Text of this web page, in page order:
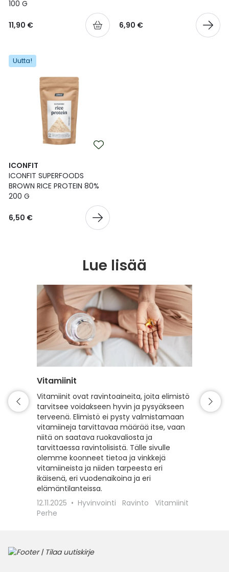
100 G
11,90 € 6,90 €
Uutta!
ICONFIT
ICONFIT SUPERFOODS
BROWN RICE PROTEIN 80%
200 G
6,50 €
Lue lisää
Vitamiinit
Vitamiinit ovat ravintoaineita, joita elimistö
tarvitsee voidakseen hyvin ja pysyäkseen
terveenä. Elimistö ei pysty valmistamaan
vitamiineja tarvittavaa määrää itse, vaan
niitä on saatava ruokavaliosta ja
tarvittaessa ravintolisistä. Tälle sivulle
olemme koonneet tietoa ja vinkkejä
vitamiineista ja niiden tarpeesta eri
ikäisenä, eri vuodenaikoina ja eri
elämäntilanteissa.
12.11.2025
Hyvinvointi Ravinto
Vitamiinit
Perhe